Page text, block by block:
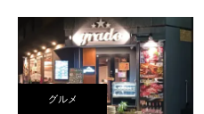
グルメ